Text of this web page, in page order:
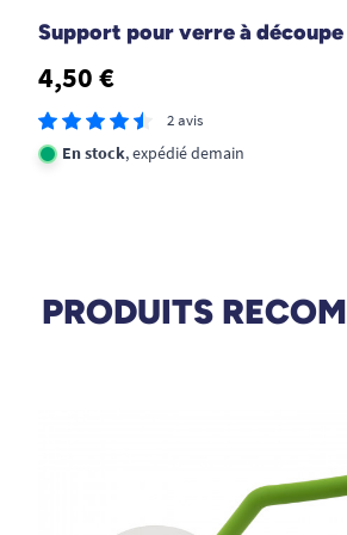
Support pour verre à découpe
4,50 €
2 avis
En stock, expédié demain
PRODUITS